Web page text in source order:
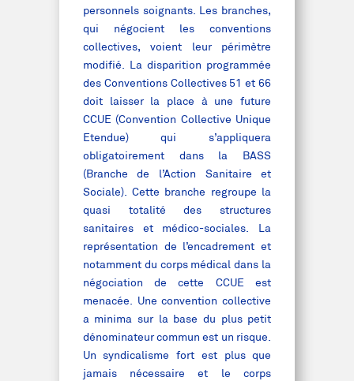
personnels soignants. Les branches,
qui négocient les conventions
collectives, voient leur périmètre
modifié. La disparition programmée
des Conventions Collectives 51 et 66
doit laisser la place à une future
CCUE (Convention Collective Unique
Etendue) qui s’appliquera
obligatoirement dans la BASS
(Branche de l’Action Sanitaire et
Sociale). Cette branche regroupe la
quasi totalité des structures
sanitaires et médico-sociales. La
représentation de l’encadrement et
notamment du corps médical dans la
négociation de cette CCUE est
menacée. Une convention collective
a minima sur la base du plus petit
dénominateur commun est un risque.
Un syndicalisme fort est plus que
jamais nécessaire et le corps